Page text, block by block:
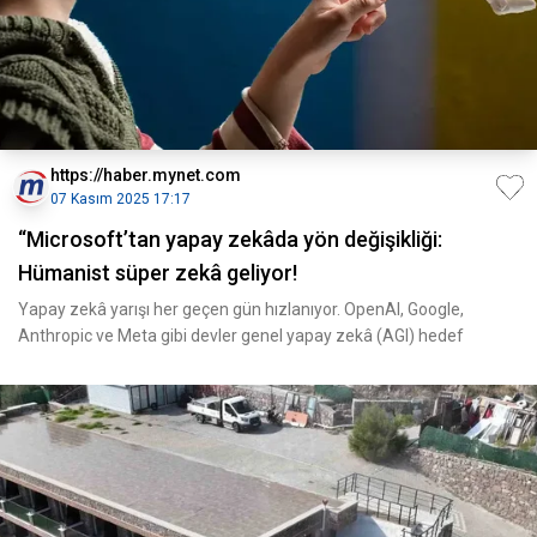
https://haber.mynet.com
07 Kasım 2025 17:17
“Microsoft’tan yapay zekâda yön değişikliği:
Hümanist süper zekâ geliyor!
Yapay zekâ yarışı her geçen gün hızlanıyor. OpenAI, Google,
Anthropic ve Meta gibi devler genel yapay zekâ (AGI) hedef